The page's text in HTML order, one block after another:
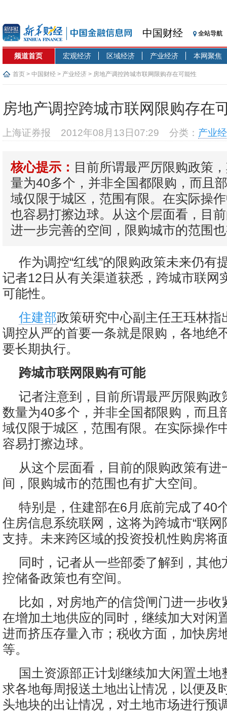
中国财经 全站导航
频道首页 宏观经济 区域经济 产业经济 本网聚焦
首页 > 中国财经 > 产业经济 > 房地产调控跨城市联网限购存在可能性
房地产调控跨城市联网限购存在
上海证券报 2012年08月13日07:29 分类： 产业
核心提示： 目前所谓最严厉限购政策
量为40多个，并非全国都限购，而且
域仅限于城区，范围有限。在实际操
也容易打擦边球。从这个层面看，目
进一步完善的空间，限购城市的范围
作为调控“红线”的限购政策未来仍有
记者12日从有关渠道获悉，跨城市联网
可能性。
住建部政策研究中心副主任王珏林指
调控从严的首要一条就是限购，各地绝
要长期执行。
跨城市联网限购有可能
记者注意到，目前所谓最严厉限购政
数量为40多个，并非全国都限购，而且
域仅限于城区，范围有限。在实际操作
容易打擦边球。
从这个层面看，目前的限购政策有进
间，限购城市的范围也有扩大空间。
特别是，住建部在6月底前完成了40
住房信息系统联网，这将为跨城市“联网
支持。未来跨区域的投资投机性购房将
同时，记者从一些部委了解到，其他
控储备政策也有空间。
比如，对房地产的信贷闸门进一步收
在增加土地供应的同时，继续加大对闲
进而挤压存量入市；税收方面，加快房
等。
国土资源部正计划继续加大闲置土地
求各地每周报送土地出让情况，以便及
头地块的出让情况，对土地市场进行预